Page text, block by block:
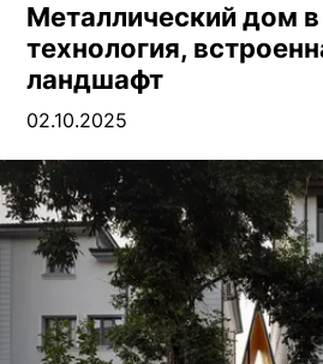
Металлический дом
технология,
ландшафт
02.10.2025